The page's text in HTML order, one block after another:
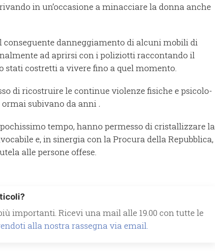
in un’oc­ca­sio­ne a mi­nac­ciar­e la donna anche
conseguente danneggiamento di alcuni mobili di
ad aprirsi con i poliziotti raccontando il
stati costretti a vivere fino a quel momento.
di ri­co­strui­re le con­ti­nue vio­len­ze fi­si­che e psi­co­lo­
su­bi­vano da anni .
tempo, hanno permesso di cristallizzare la
e, in sinergia con la Procura della Repubblica,
alle persone offese.
importanti. Ricevi una mail alle 19.00 con tutte le
alla nostra rassegna via email.